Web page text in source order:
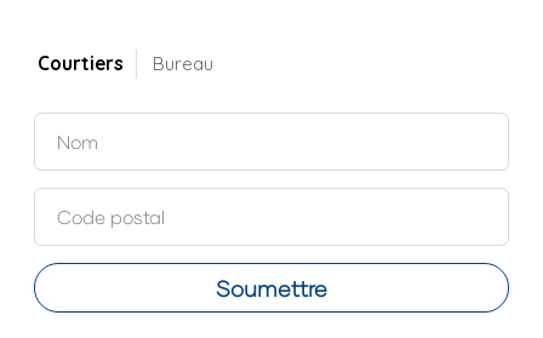
Courtiers Bureau
Soumettre